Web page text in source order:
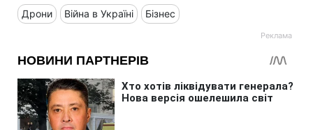
Дрони Війна в Україні Бізнес